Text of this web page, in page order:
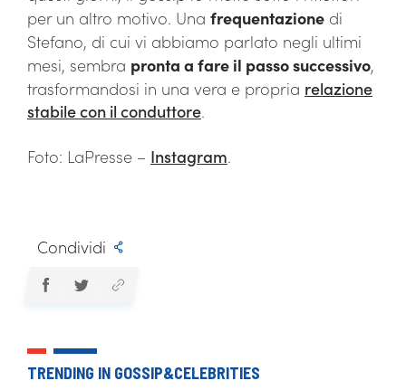
per un altro motivo. Una frequentazione di
Stefano, di cui vi abbiamo parlato negli ultimi
mesi, sembra pronta a fare il passo successivo,
trasformandosi in una vera e propria relazione
stabile con il conduttore.
Foto: LaPresse – Instagram.
Condividi
TRENDING IN GOSSIP&CELEBRITIES